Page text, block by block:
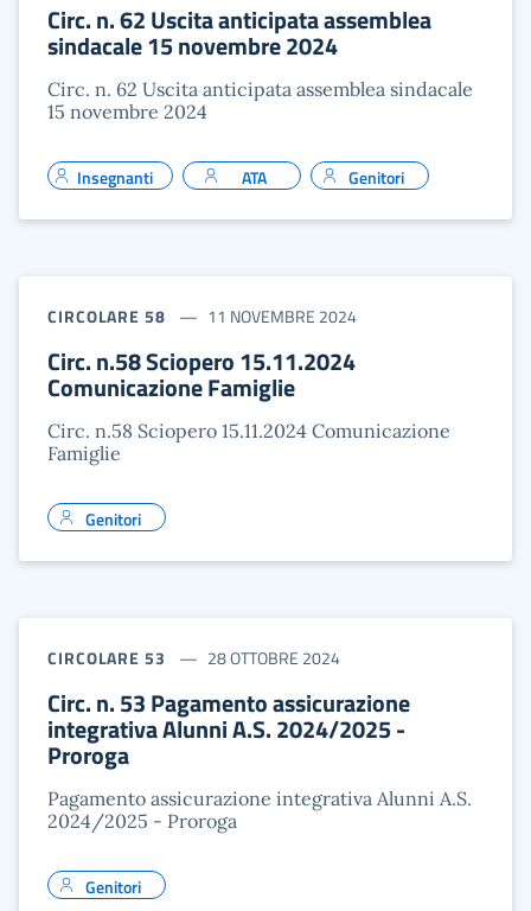
Circ. n. 62 Uscita anticipata assemblea
sindacale 15 novembre 2024
Circ. n. 62 Uscita anticipata assemblea sindacale
15 novembre 2024
Insegnanti ATA Genitori
CIRCOLARE 58 11 NOVEMBRE 2024
Circ. n.58 Sciopero 15.11.2024
Comunicazione Famiglie
Circ. n.58 Sciopero 15.11.2024 Comunicazione
Famiglie
Genitori
CIRCOLARE 53 28 OTTOBRE 2024
Circ. n. 53 Pagamento assicurazione
integrativa Alunni A.S. 2024/2025 -
Proroga
Pagamento assicurazione integrativa Alunni A.S.
2024/2025 - Proroga
Genitori